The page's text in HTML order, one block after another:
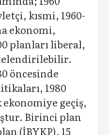
kısmi, 1960-
ekonomi,
planları liberal,
öncesinde
1980
ekonomiye geçiş,
Birinci plan
(İBYKP), 15